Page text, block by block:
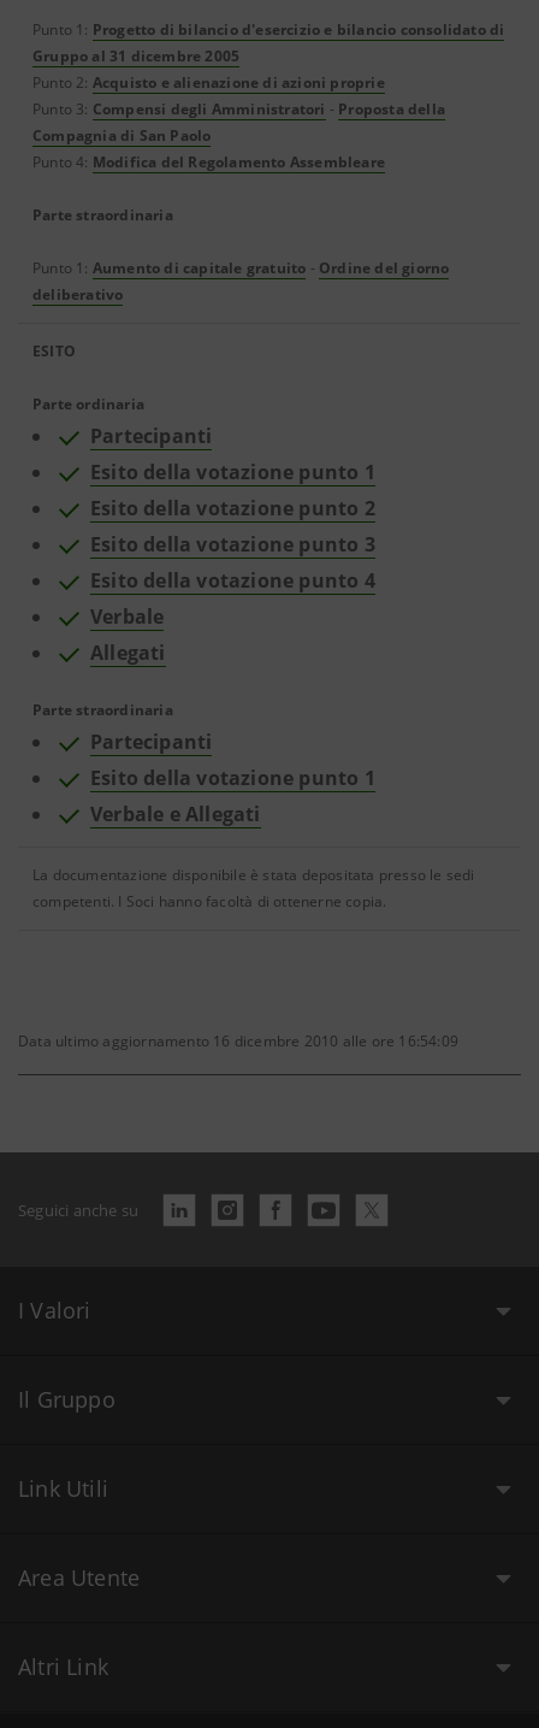
Punto 1: Progetto di bilancio d'esercizio e bilancio consolidato di
Gruppo al 31 dicembre 2005
Punto 2: Acquisto e alienazione di azioni proprie
Punto 3: Compensi degli Amministratori - Proposta della
Compagnia di San Paolo
Punto 4: Modifica del Regolamento Assembleare
Parte straordinaria
Punto 1: Aumento di capitale gratuito - Ordine del giorno
deliberativo
ESITO
Parte ordinaria
Partecipanti
Esito della votazione punto 1
Esito della votazione punto 2
Esito della votazione punto 3
Esito della votazione punto 4
Verbale
Allegati
Parte straordinaria
Partecipanti
Esito della votazione punto 1
Verbale e Allegati
La documentazione disponibile è stata depositata presso le sedi
competenti. I Soci hanno facoltà di ottenerne copia.
Data ultimo aggiornamento 16 dicembre 2010 alle ore 16:54:09
Seguici anche su
I Valori
Il Gruppo
Link Utili
Area Utente
Altri Link